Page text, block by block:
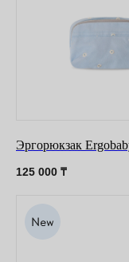
Эргорюкзак
125 000 ₸